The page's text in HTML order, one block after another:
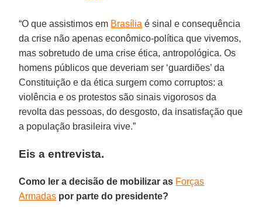
“O que assistimos em Brasília é sinal e consequência
da crise não apenas econômico-política que vivemos,
mas sobretudo de uma crise ética, antropológica. Os
homens públicos que deveriam ser ‘guardiões’ da
Constituição e da ética surgem como corruptos: a
violência e os protestos são sinais vigorosos da
revolta das pessoas, do desgosto, da insatisfação que
a população brasileira vive.”
Eis a entrevista.
Como ler a decisão de mobilizar as Forças
Armadas por parte do presidente?